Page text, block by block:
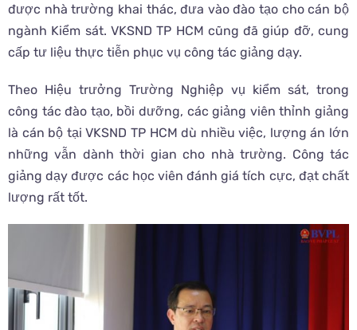
được nhà trường khai thác, đưa vào đào tạo cho cán bộ
ngành Kiểm sát. VKSND TP HCM cũng đã giúp đỡ, cung
cấp tư liệu thực tiễn phục vụ công tác giảng dạy.
Theo Hiệu trưởng Trường Nghiệp vụ kiểm sát, trong
công tác đào tạo, bồi dưỡng, các giảng viên thỉnh giảng
là cán bộ tại VKSND TP HCM dù nhiều việc, lượng án lớn
những vẫn dành thời gian cho nhà trường. Công tác
giảng dạy được các học viên đánh giá tích cực, đạt chất
lượng rất tốt.